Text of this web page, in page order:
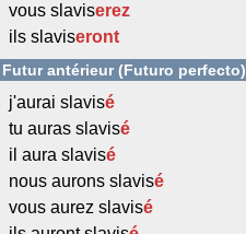
vous slaviserez
ils slaviseront
Futur antérieur (Futuro perfecto)
j'aurai slavisé
tu auras slavisé
il aura slavisé
nous aurons slavisé
vous aurez slavisé